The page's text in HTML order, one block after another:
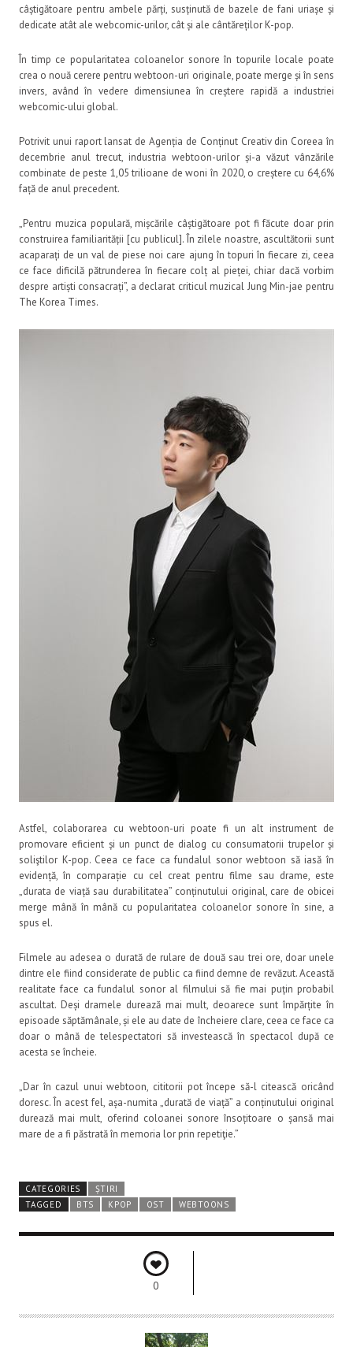
câștigătoare pentru ambele părți, susținută de bazele de fani uriașe și
dedicate atât ale webcomic-urilor, cât și ale cântăreților K-pop.
În timp ce popularitatea coloanelor sonore în topurile locale poate
crea o nouă cerere pentru webtoon-uri originale, poate merge și în sens
invers, având în vedere dimensiunea în creștere rapidă a industriei
webcomic-ului global.
Potrivit unui raport lansat de Agenția de Conținut Creativ din Coreea în
decembrie anul trecut, industria webtoon-urilor și-a văzut vânzările
combinate de peste 1,05 trilioane de woni în 2020, o creștere cu 64,6%
față de anul precedent.
„Pentru muzica populară, mișcările câștigătoare pot fi făcute doar prin
construirea familiarității [cu publicul]. În zilele noastre, ascultătorii sunt
acaparați de un val de piese noi care ajung în topuri în fiecare zi, ceea
ce face dificilă pătrunderea în fiecare colț al pieței, chiar dacă vorbim
despre artiști consacrați”, a declarat criticul muzical Jung Min-jae pentru
The Korea Times.
Astfel, colaborarea cu webtoon-uri poate fi un alt instrument de
promovare eficient și un punct de dialog cu consumatorii trupelor și
soliştilor K-pop. Ceea ce face ca fundalul sonor webtoon să iasă în
evidență, în comparație cu cel creat pentru filme sau drame, este
„durata de viață sau durabilitatea” conținutului original, care de obicei
merge mână în mână cu popularitatea coloanelor sonore în sine, a
spus el.
Filmele au adesea o durată de rulare de două sau trei ore, doar unele
dintre ele fiind considerate de public ca fiind demne de revăzut. Această
realitate face ca fundalul sonor al filmului să fie mai puțin probabil
ascultat. Deși dramele durează mai mult, deoarece sunt împărțite în
episoade săptămânale, și ele au date de încheiere clare, ceea ce face ca
doar o mână de telespectatori să investească în spectacol după ce
acesta se încheie.
„Dar în cazul unui webtoon, cititorii pot începe să-l citească oricând
doresc. În acest fel, așa-numita „durată de viață” a conținutului original
durează mai mult, oferind coloanei sonore însoțitoare o șansă mai
mare de a fi păstrată în memoria lor prin repetiţie.”
CATEGORIES
ȘTIRI
TAGGED
BTS KPOP OST WEBTOONS
0